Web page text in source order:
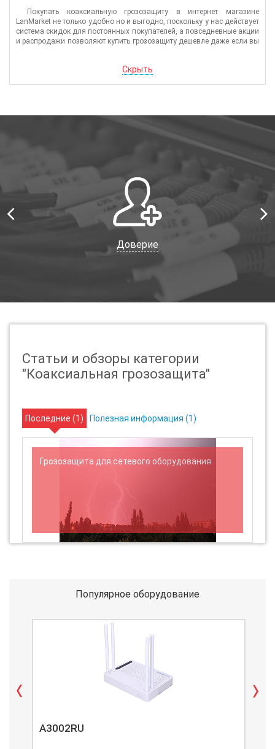
Покупать коаксиальную грозозащиту в интернет магазине
LanMarket не только удобно но и выгодно, поскольку у нас действует
система скидок для постоянных покупателей, а повседневные акции
и распродажи позволяют купить грозозащиту дешевле даже если вы
Скрыть
Доверие
Статьи и обзоры категории
"Коаксиальная грозозащита"
Последние (1) Полезная информация (1)
Грозозащита для сетевого оборудования
Популярное оборудование
A3002RU